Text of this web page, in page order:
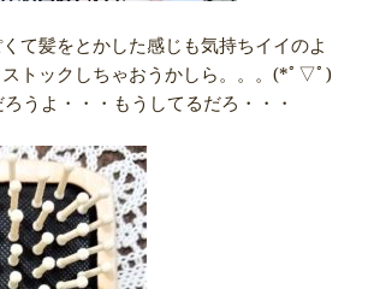
て髪をとかした感じも気持ちイイのよ
ストックしちゃおうかしら。。。(*ﾟ▽ﾟ)
よ・・・もうしてるだろ・・・